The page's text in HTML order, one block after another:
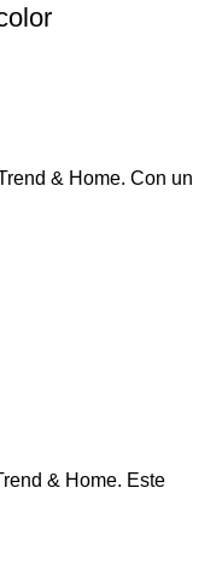
& Home. Con un
& Home. Este